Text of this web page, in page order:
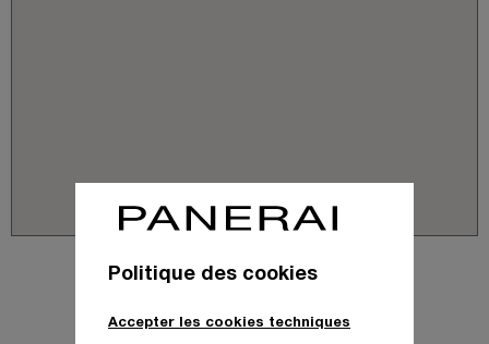
Politique des cookies
Accepter les cookies techniques